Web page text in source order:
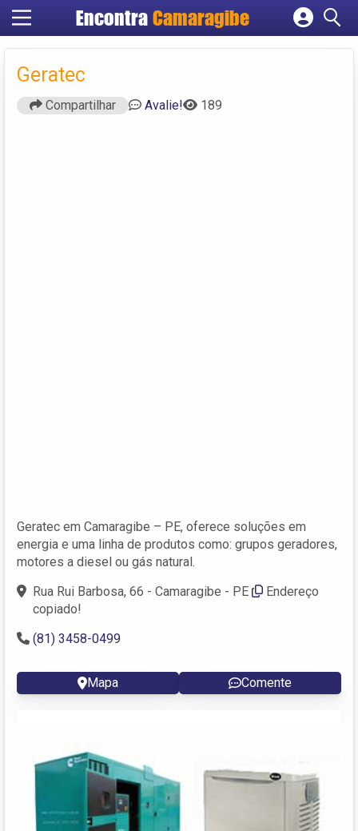
Encontra Camaragibe
Cadastrar empresa
Geratec
Compartilhar Avalie! 189
Geratec em Camaragibe – PE, oferece soluções em
energia e uma linha de produtos como: grupos geradores,
motores a diesel ou gás natural.
Rua Rui Barbosa, 66 - Camaragibe - PE
Endereço
copiado!
(81) 3458-0499
Mapa Comente